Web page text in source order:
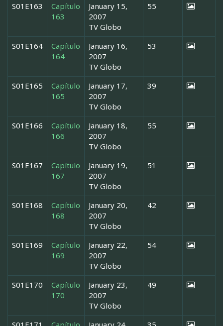
S01E163
Capítulo
163
January 15,
2007
TV Globo
55
S01E164
Capítulo
164
January 16,
2007
TV Globo
53
S01E165
Capítulo
165
January 17,
2007
TV Globo
39
S01E166
Capítulo
166
January 18,
2007
TV Globo
55
S01E167
Capítulo
167
January 19,
2007
TV Globo
51
S01E168
Capítulo
168
January 20,
2007
TV Globo
42
S01E169
Capítulo
169
January 22,
2007
TV Globo
54
S01E170
Capítulo
170
January 23,
2007
TV Globo
49